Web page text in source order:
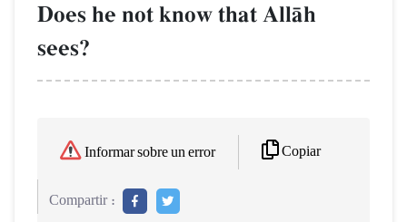
Does he not know that AllŒh
sees?
Informar sobre un error Copiar
Compartir :